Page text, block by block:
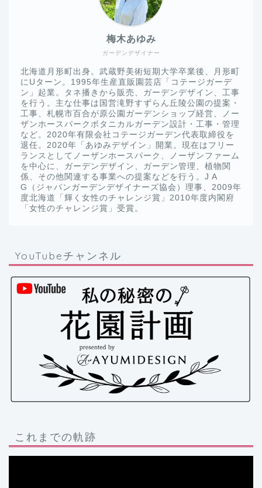
ガーデンデザイナー
梅木あゆみ
北海道月形町出身。武蔵野美術短期大学卒業後、月形町
にUターン。1995年生産直販園芸店「コテージガーデ
ン」起業。タネ播きから販売、ガーデンデザイン、工事
を行う。主な仕事は国営滝野すずらん丘陵公園の提案・
工事、札幌市百合が原公園ガーデンショップ経営、ノー
ザンホースパークボタニカルガーデン設計・工事・管理
など。2020年有限会社コテージガーデン代表取締役を
退任。2020年「あゆみデザイン」開業。現在はフリー
ランスとしてノーザンホースパーク、ノーザンファーム
を中心に、ガーデンデザイン、ガーデン管理、植物関
係、その他関連する事業への提案などを行う。J A
G（ジャパンガーデンデザイナーズ協会）理事、2009年
度北海道「輝く女性のチャレンジ賞」2010年度内閣府
「女性のチャレンジ賞」受賞。
YouTubeチャンネル
これまでの軌跡